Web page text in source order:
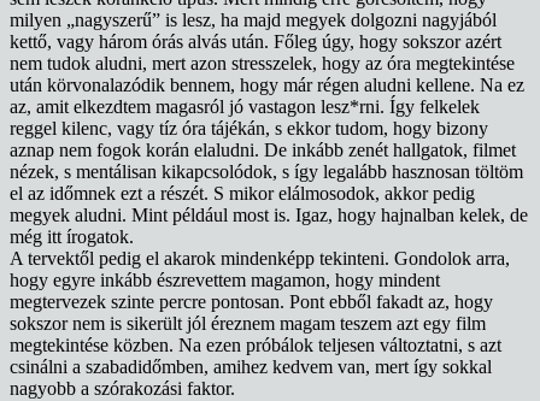
milyen „nagyszerű” is lesz, ha majd megyek dolgozni nagyjából
kettő, vagy három órás alvás után. Főleg úgy, hogy sokszor azért
nem tudok aludni, mert azon stresszelek, hogy az óra megtekintése
után körvonalazódik bennem, hogy már régen aludni kellene. Na ez
az, amit elkezdtem magasról jó vastagon lesz*rni. Így felkelek
reggel kilenc, vagy tíz óra tájékán, s ekkor tudom, hogy bizony
aznap nem fogok korán elaludni. De inkább zenét hallgatok, filmet
nézek, s mentálisan kikapcsolódok, s így legalább hasznosan töltöm
el az időmnek ezt a részét. S mikor elálmosodok, akkor pedig
megyek aludni. Mint például most is. Igaz, hogy hajnalban kelek, de
még itt írogatok.
A tervektől pedig el akarok mindenképp tekinteni. Gondolok arra,
hogy egyre inkább észrevettem magamon, hogy mindent
megtervezek szinte percre pontosan. Pont ebből fakadt az, hogy
sokszor nem is sikerült jól éreznem magam teszem azt egy film
megtekintése közben. Na ezen próbálok teljesen változtatni, s azt
csinálni a szabadidőmben, amihez kedvem van, mert így sokkal
nagyobb a szórakozási faktor.